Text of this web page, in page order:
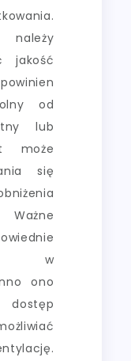
jakość
od
lub
może
się
Ważne
w
ono
dostęp